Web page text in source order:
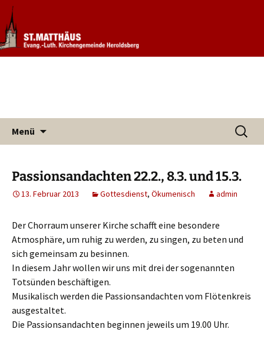
Evang. Kirchengemeinde St.
Matthäus Heroldsberg
Informationen rund um unsere
Kirchengemeinde
Menü
Suchen
nach:
Passionsandachten 22.2., 8.3. und 15.3.
13. Februar 2013 Gottesdienst, Ökumenisch admin
Der Chorraum unserer Kirche schafft eine besondere
Atmosphäre, um ruhig zu werden, zu singen, zu beten und
sich gemeinsam zu besinnen.
In diesem Jahr wollen wir uns mit drei der sogenannten
Totsünden beschäftigen.
Musikalisch werden die Passionsandachten vom Flötenkreis
ausgestaltet.
Die Passionsandachten beginnen jeweils um 19.00 Uhr.